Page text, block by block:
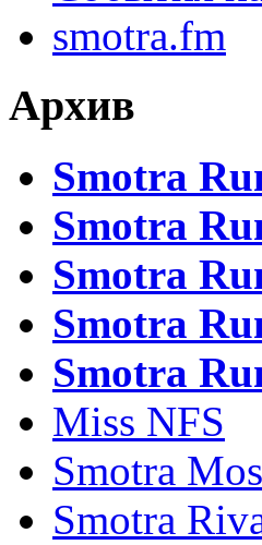
smotra.fm
Архив
Smotra
Smotra
Smotra
Smotra
Smotra
Miss NFS
Smotra
Smotra